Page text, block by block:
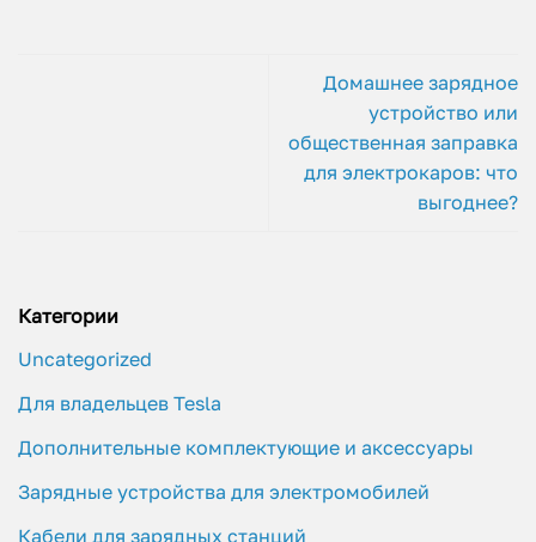
Домашнее зарядное
устройство или
общественная заправка
для электрокаров: что
выгоднее?
Категории
Uncategorized
Для владельцев Tesla
Дополнительные комплектующие и аксессуары
Зарядные устройства для электромобилей
Кабели для зарядных станций